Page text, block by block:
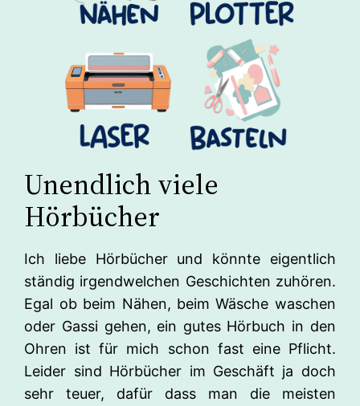
Unendlich viele
Hörbücher
Ich liebe Hörbücher und könnte eigentlich
ständig irgendwelchen Geschichten zuhören.
Egal ob beim Nähen, beim Wäsche waschen
oder Gassi gehen, ein gutes Hörbuch in den
Ohren ist für mich schon fast eine Pflicht.
Leider sind Hörbücher im Geschäft ja doch
sehr teuer, dafür dass man die meisten